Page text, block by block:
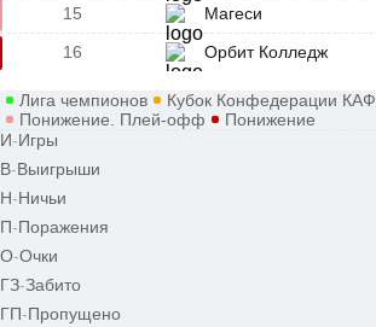
15
Магеси
16
Орбит Колледж
Лига чемпионов
Кубок Конфедерации КАФ
Понижение. Плей-офф
Понижение
И-Игры
В-Выигрыши
Н-Ничьи
П-Поражения
О-Очки
ГЗ-Забито
ГП-Пропущено